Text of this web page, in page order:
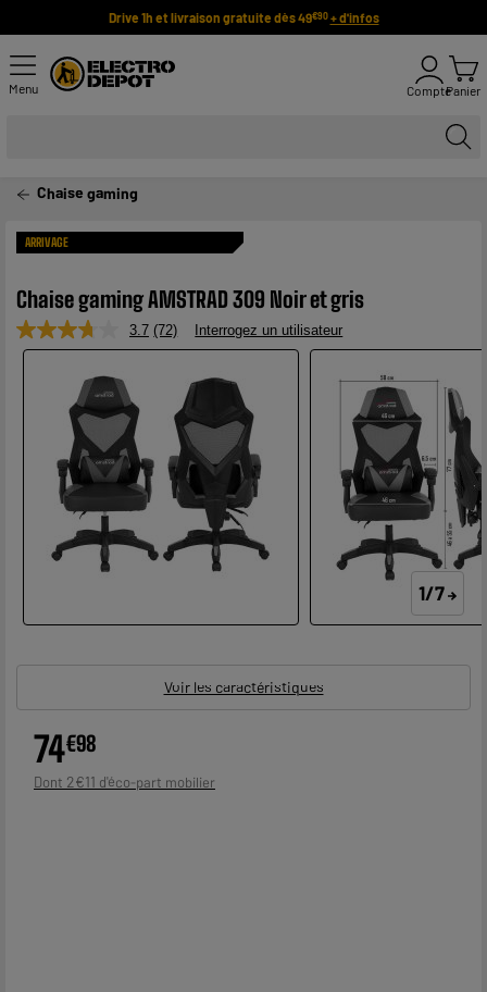
Drive 1h et livraison gratuite dès 49€90 + d'infos
Menu ComptePanier
Chaise gaming
ARRIVAGE
Chaise gaming AMSTRAD 309 Noir et gris
3.7 Lire
72
Lien
sur
même
page.
(72) Interrogez un utilisateur
1/7
Voir les caractéristiques
74€98
Dont 2€11